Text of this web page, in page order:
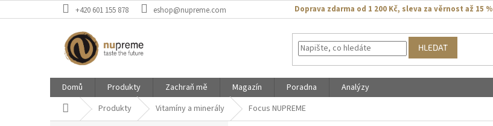
na
+420 601 155 878 eshop@nupreme.com Doprava zdarma od 1 200 Kč, sleva za věrnost až 15 %
HLEDAT
Domů Produkty Zachraň mě Magazín Poradna
Analýzy
Domů Produkty Vitamíny a minerály Focus NUPREME